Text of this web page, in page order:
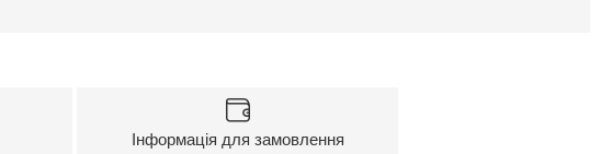
Інформація для замовлення